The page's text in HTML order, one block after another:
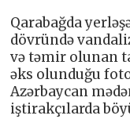
Qarabağda
dövründə
və təmir olunan
əks olunduğu
Azərbaycan
iştirakçılarda